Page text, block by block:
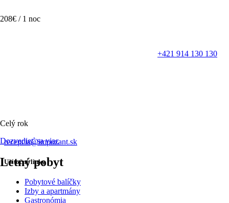
208€ / 1 noc
Celý rok
Dozvedieť sa viac
Letný pobyt
+421 914 130 130
recepcia@impozant.sk
Užitočné linky
Pobytové balíčky
Izby a apartmány
Gastronómia